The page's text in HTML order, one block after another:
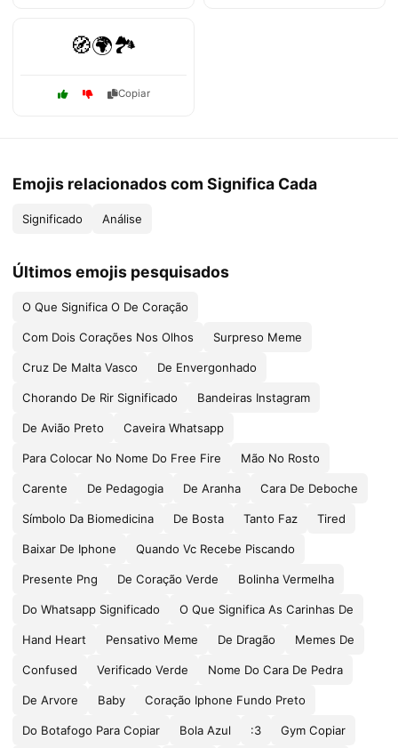
🧭🌍🏞️
Copiar
Emojis relacionados com Significa Cada
Significado Análise
Últimos emojis pesquisados
O Que Significa O De Coração
Com Dois Corações Nos Olhos Surpreso Meme
Cruz De Malta Vasco De Envergonhado
Chorando De Rir Significado Bandeiras Instagram
De Avião Preto Caveira Whatsapp
Para Colocar No Nome Do Free Fire Mão No Rosto
Carente De Pedagogia De Aranha Cara De Deboche
Símbolo Da Biomedicina De Bosta Tanto Faz Tired
Baixar De Iphone Quando Vc Recebe Piscando
Presente Png De Coração Verde Bolinha Vermelha
Do Whatsapp Significado O Que Significa As Carinhas De
Hand Heart Pensativo Meme De Dragão Memes De
Confused Verificado Verde Nome Do Cara De Pedra
De Arvore Baby Coração Iphone Fundo Preto
Do Botafogo Para Copiar Bola Azul :3 Gym Copiar